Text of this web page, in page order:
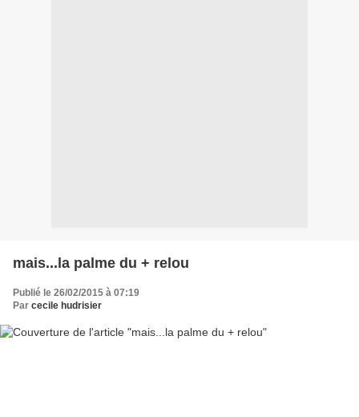
mais...la palme du + relou
Publié le 26/02/2015 à 07:19
Par cecile hudrisier